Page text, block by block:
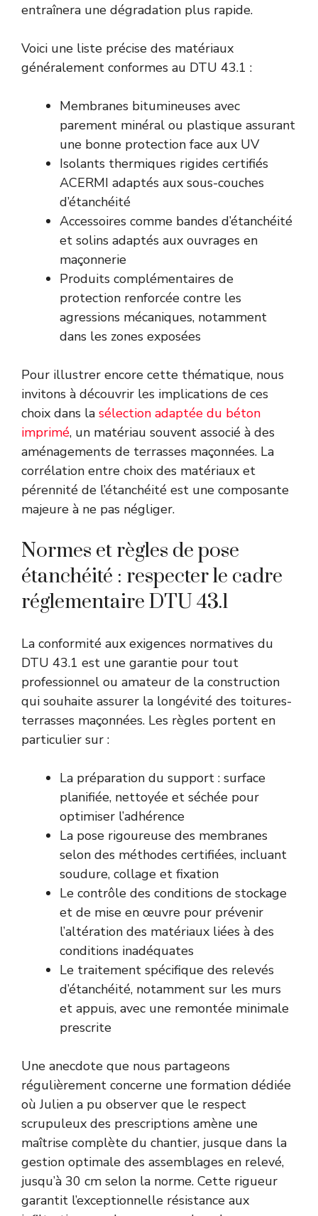
entraînera une dégradation plus rapide.
Voici une liste précise des matériaux
généralement conformes au DTU 43.1 :
Membranes bitumineuses avec
parement minéral ou plastique assurant
une bonne protection face aux UV
Isolants thermiques rigides certifiés
ACERMI adaptés aux sous-couches
d’étanchéité
Accessoires comme bandes d’étanchéité
et solins adaptés aux ouvrages en
maçonnerie
Produits complémentaires de
protection renforcée contre les
agressions mécaniques, notamment
dans les zones exposées
Pour illustrer encore cette thématique, nous
invitons à découvrir les implications de ces
choix dans la sélection adaptée du béton
imprimé, un matériau souvent associé à des
aménagements de terrasses maçonnées. La
corrélation entre choix des matériaux et
pérennité de l’étanchéité est une composante
majeure à ne pas négliger.
Normes et règles de pose
étanchéité : respecter le cadre
réglementaire DTU 43.1
La conformité aux exigences normatives du
DTU 43.1 est une garantie pour tout
professionnel ou amateur de la construction
qui souhaite assurer la longévité des toitures-
terrasses maçonnées. Les règles portent en
particulier sur :
La préparation du support : surface
planifiée, nettoyée et séchée pour
optimiser l’adhérence
La pose rigoureuse des membranes
selon des méthodes certifiées, incluant
soudure, collage et fixation
Le contrôle des conditions de stockage
et de mise en œuvre pour prévenir
l’altération des matériaux liées à des
conditions inadéquates
Le traitement spécifique des relevés
d’étanchéité, notamment sur les murs
et appuis, avec une remontée minimale
prescrite
Une anecdote que nous partageons
régulièrement concerne une formation dédiée
où Julien a pu observer que le respect
scrupuleux des prescriptions amène une
maîtrise complète du chantier, jusque dans la
gestion optimale des assemblages en relevé,
jusqu’à 30 cm selon la norme. Cette rigueur
garantit l’exceptionnelle résistance aux